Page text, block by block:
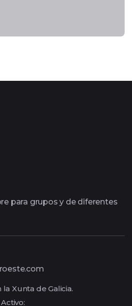
para grupos y de diferentes
Xunta de Galicia.